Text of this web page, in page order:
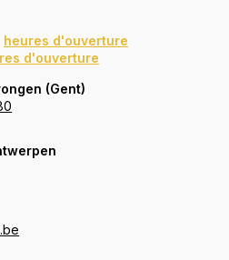
heures d'ouverture
d'ouverture
(Gent)